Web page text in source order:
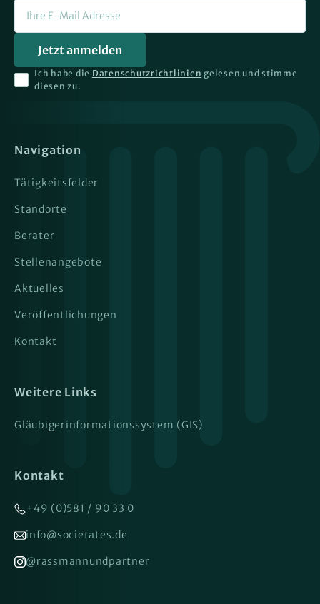
Ich habe die Datenschutzrichtlinien gelesen und stimme
diesen zu.
Navigation
Tätigkeitsfelder
Standorte
Berater
Stellenangebote
Aktuelles
Veröffentlichungen
Kontakt
Weitere Links
Gläubigerinformationssystem (GIS)
Kontakt
+49 (0)581 / 90 33 0
info@societates.de
@rassmannundpartner